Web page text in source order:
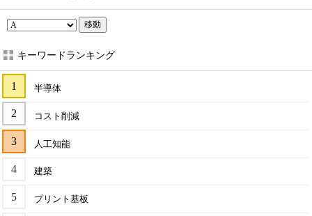
移動
キーワードランキング
半導体
コスト削減
人工知能
建築
プリント基板